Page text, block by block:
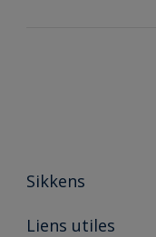
Sikkens
A propos de Sikkens
Liens utiles